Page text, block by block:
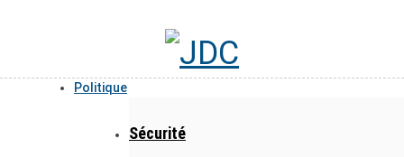
Politique
Sécurité